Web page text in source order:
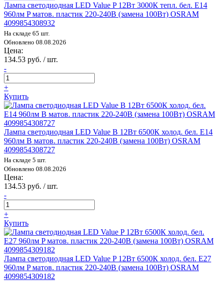
Лампа светодиодная LED Value P 12Вт 3000К тепл. бел. E14
960лм P матов. пластик 220-240В (замена 100Вт) OSRAM
4099854308932
На складе 65 шт.
Обновлено 08.08.2026
Цена:
134.53 руб. / шт.
-
+
Купить
Лампа светодиодная LED Value B 12Вт 6500К холод. бел. E14
960лм B матов. пластик 220-240В (замена 100Вт) OSRAM
4099854308727
На складе 5 шт.
Обновлено 08.08.2026
Цена:
134.53 руб. / шт.
-
+
Купить
Лампа светодиодная LED Value P 12Вт 6500К холод. бел. E27
960лм P матов. пластик 220-240В (замена 100Вт) OSRAM
4099854309182